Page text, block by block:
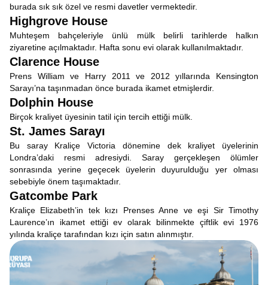
burada sık sık özel ve resmi davetler vermektedir.
Highgrove House
Muhteşem bahçeleriyle ünlü mülk belirli tarihlerde halkın
ziyaretine açılmaktadır. Hafta sonu evi olarak kullanılmaktadır.
Clarence House
Prens William ve Harry 2011 ve 2012 yıllarında Kensington
Sarayı’na taşınmadan önce burada ikamet etmişlerdir.
Dolphin House
Birçok kraliyet üyesinin tatil için tercih ettiği mülk.
St. James Sarayı
Bu saray Kraliçe Victoria dönemine dek kraliyet üyelerinin
Londra’daki resmi adresiydi. Saray gerçekleşen ölümler
sonrasında yerine geçecek üyelerin duyurulduğu yer olması
sebebiyle önem taşımaktadır.
Gatcombe Park
Kraliçe Elizabeth’in tek kızı Prenses Anne ve eşi Sir Timothy
Laurence’ın ikamet ettiği ev olarak bilinmekte çiftlik evi 1976
yılında kraliçe tarafından kızı için satın alınmıştır.